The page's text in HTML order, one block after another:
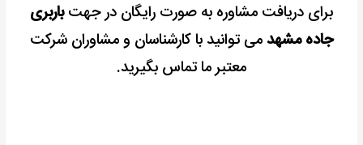
برای دریافت مشاوره به صورت رایگان در جهتباربری
جاده مشهدمی توانید با کارشناسان و مشاوران شرکت
معتبر ما تماس بگیرید.